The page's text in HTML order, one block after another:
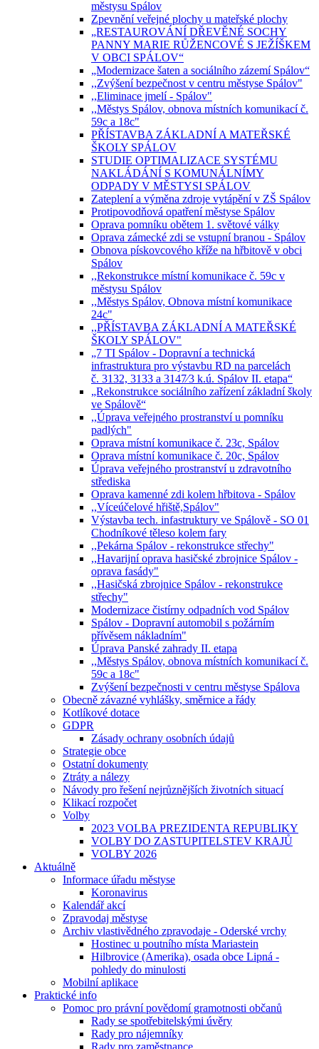
městysu Spálov
Zpevnění veřejné plochy u mateřské plochy
„RESTAUROVÁNÍ DŘEVĚNÉ SOCHY
PANNY MARIE RŮŽENCOVÉ S JEŽÍŠKEM
V OBCI SPÁLOV“
„Modernizace šaten a sociálního zázemí Spálov“
,,Zvýšení bezpečnost v centru městyse Spálov"
,,Eliminace jmelí - Spálov"
,,Městys Spálov, obnova místních komunikací č.
59c a 18c"
PŘÍSTAVBA ZÁKLADNÍ A MATEŘSKÉ
ŠKOLY SPÁLOV
STUDIE OPTIMALIZACE SYSTÉMU
NAKLÁDÁNÍ S KOMUNÁLNÍMY
ODPADY V MĚSTYSI SPÁLOV
Zateplení a výměna zdroje vytápění v ZŠ Spálov
Protipovodňová opatření městyse Spálov
Oprava pomníku obětem 1. světové války
Oprava zámecké zdi se vstupní branou - Spálov
Obnova pískovcového kříže na hřbitově v obci
Spálov
,,Rekonstrukce místní komunikace č. 59c v
městysu Spálov
,,Městys Spálov, Obnova místní komunikace
24c"
,,PŘÍSTAVBA ZÁKLADNÍ A MATEŘSKÉ
ŠKOLY SPÁLOV"
„7 TI Spálov - Dopravní a technická
infrastruktura pro výstavbu RD na parcelách
č. 3132, 3133 a 3147⁄3 k.ú. Spálov II. etapa“
„Rekonstrukce sociálního zařízení základní školy
ve Spálově“
,,Úprava veřejného prostranství u pomníku
padlých"
Oprava místní komunikace č. 23c, Spálov
Oprava místní komunikace č. 20c, Spálov
Úprava veřejného prostranství u zdravotního
střediska
Oprava kamenné zdi kolem hřbitova - Spálov
,,Víceúčelové hřiště,Spálov"
Výstavba tech. infastruktury ve Spálově - SO 01
Chodníkové těleso kolem fary
,,Pekárna Spálov - rekonstrukce střechy"
,,Havarijní oprava hasičské zbrojnice Spálov -
oprava fasády"
,,Hasičská zbrojnice Spálov - rekonstrukce
střechy"
Modernizace čistírny odpadních vod Spálov
Spálov - Dopravní automobil s požárním
přívěsem nákladním"
Úprava Panské zahrady II. etapa
,,Městys Spálov, obnova místních komunikací č.
59c a 18c"
Zvýšení bezpečnosti v centru městyse Spálova
Obecně závazné vyhlášky, směrnice a řády
Kotlíkové dotace
GDPR
Zásady ochrany osobních údajů
Strategie obce
Ostatní dokumenty
Ztráty a nálezy
Návody pro řešení nejrůznějších životních situací
Klikací rozpočet
Volby
2023 VOLBA PREZIDENTA REPUBLIKY
VOLBY DO ZASTUPITELSTEV KRAJŮ
VOLBY 2026
Aktuálně
Informace úřadu městyse
Koronavirus
Kalendář akcí
Zpravodaj městyse
Archiv vlastivědného zpravodaje - Oderské vrchy
Hostinec u poutního místa Mariastein
Hilbrovice (Amerika), osada obce Lipná -
pohledy do minulosti
Mobilní aplikace
Praktické info
Pomoc pro právní povědomí gramotnosti občanů
Rady se spotřebitelskými úvěry
Rady pro nájemníky
Rady pro zaměstnance